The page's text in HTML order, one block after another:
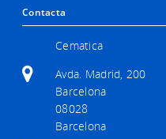
Contacta
Cematica
Avda. Madrid, 200
Barcelona
08028
Barcelona